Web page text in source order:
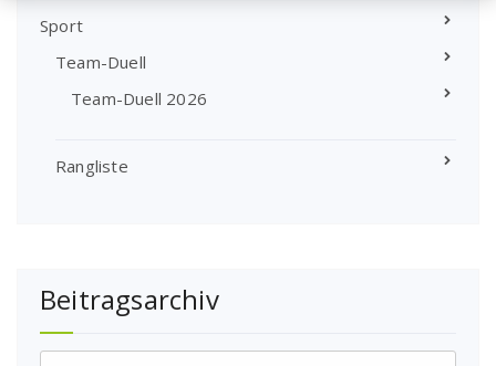
Sport
Team-Duell
Team-Duell 2026
Rangliste
Beitragsarchiv